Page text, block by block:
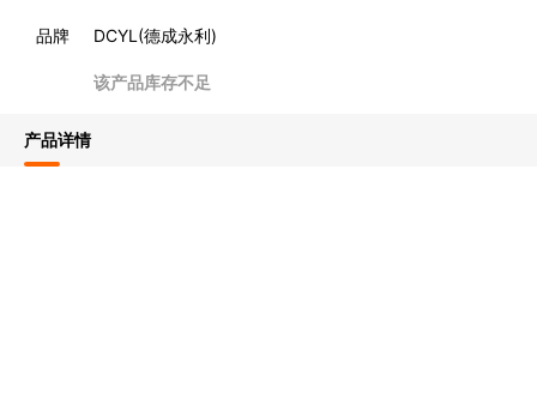
品牌 DCYL(德成永利)
该产品库存不足
产品详情